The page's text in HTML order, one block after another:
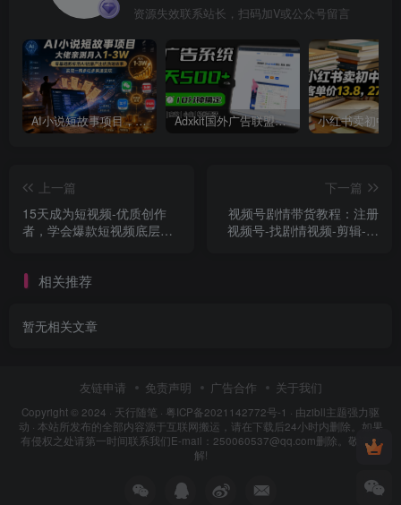
资源失效联系站长，扫码加V或公众号留言
AI小说短故事项目，大佬亲测月入1-3W，零基础教你用AI批量产出优质短故事，实现一稿多吃多渠道变现 Adxkit国外广告联盟系统，一天上500+广告，让你的投放更加高效简单！
上一篇
15天成为短视频-优质创作
者，学会爆款短视频底层逻
下一篇
视频号剧情带货教程：注册
视频号-找剧情视频-剪辑-修
相关推荐
暂无相关文章
友链申请 免责声明 广告合作 关于我们
Copyright © 2024 · 天行随笔 · 粤ICP备2021142772号-1 · 由zibll主题强力驱
动 · 本站所发布的全部内容源于互联网搬运，请在下载后24小时内删除。如果
有侵权之处请第一时间联系我们E-mail：250060537@qq.com删除。敬请谅
解!